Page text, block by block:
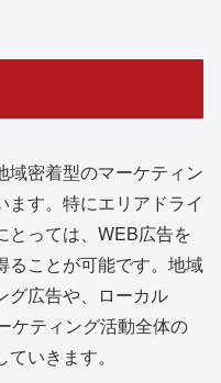
域密着型のマーケティン
す。特にエリアドライ
とっては、WEB広告を
ることが可能です。地域
グ広告や、ローカル
ケティング活動全体の
いきます。